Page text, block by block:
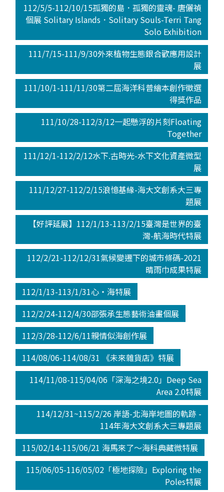
112/5/5-112/10/15孤獨的島．孤獨的靈魂- 唐儷禎
個展 Solitary Islands．Solitary Souls-Terri Tang
Solo Exhibition
111/7/15-111/9/30外來植物生態銀合歡應用設計
展
111/10/1-111/11/30第二屆海洋科普繪本創作徵選
得獎作品
111/10/28-112/3/12一起懸浮的片刻Floating
Together
111/12/1-112/2/12水下.古時光-水下文化資產微型
展
111/12/27-112/2/15浪憶基緣-海大文創系大三專
題展
【好評延展】112/1/13-113/2/15臺灣是世界的臺
灣-航海時代特展
112/2/21-112/12/31氣候變遷下的城市條碼-2021
晴雨巾成果特展
112/1/13-113/1/31心‧海特展
112/2/24-112/4/30邵張承生態藝術油畫個展
112/3/28-112/6/11親情似海創作展
114/08/06-114/08/31 《未來雜貨店》特展
114/11/08-115/04/06「深海之境2.0」Deep Sea
Area 2.0特展
114/12/31~115/2/26 岸語-北海岸地圖的軌跡 -
114年海大文創系大三專題展
115/02/14-115/06/21 海馬來了～海科典藏微特展
115/06/05-116/05/02「極地探險」Exploring the
Poles特展